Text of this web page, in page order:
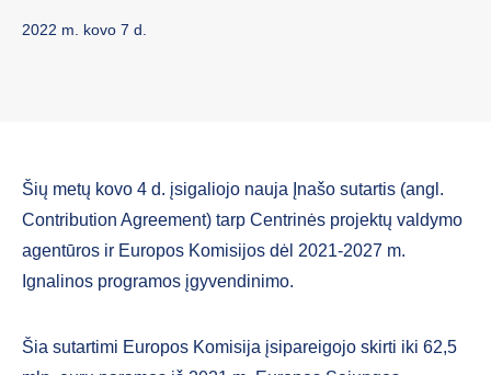
2022 m. kovo 7 d.
Šių metų kovo 4 d. įsigaliojo nauja Įnašo sutartis (angl.
Contribution Agreement) tarp Centrinės projektų valdymo
agentūros ir Europos Komisijos dėl 2021-2027 m.
Ignalinos programos įgyvendinimo.
Šia sutartimi Europos Komisija įsipareigojo skirti iki 62,5